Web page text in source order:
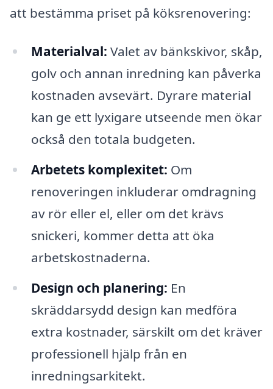
att bestämma priset på köksrenovering:
Materialval: Valet av bänkskivor, skåp,
golv och annan inredning kan påverka
kostnaden avsevärt. Dyrare material
kan ge ett lyxigare utseende men ökar
också den totala budgeten.
Arbetets komplexitet: Om
renoveringen inkluderar omdragning
av rör eller el, eller om det krävs
snickeri, kommer detta att öka
arbetskostnaderna.
Design och planering: En
skräddarsydd design kan medföra
extra kostnader, särskilt om det kräver
professionell hjälp från en
inredningsarkitekt.